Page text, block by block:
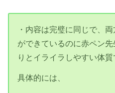
・内容は完璧に同じで、
ができているのに赤ペン
りとイライラしやすい体質
具体的には、